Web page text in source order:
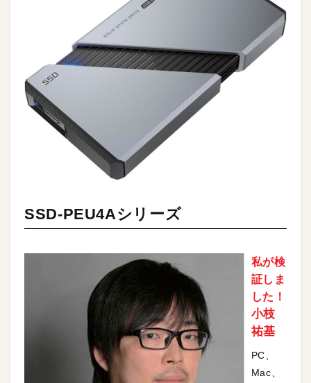
SSD-PEU4Aシリーズ
私が検
証しま
した！
小枝
祐基
PC、
Mac、